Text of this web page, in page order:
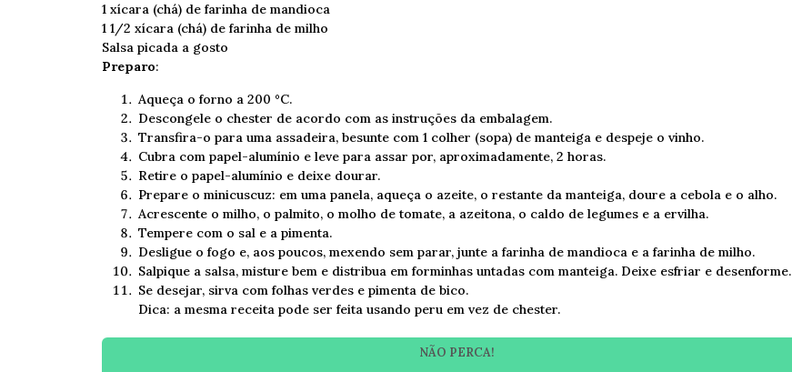
1 xícara (chá) de farinha de mandioca
1 1/2 xícara (chá) de farinha de milho
Salsa picada a gosto
Preparo:
Aqueça o forno a 200 °C.
Descongele o chester de acordo com as instruções da embalagem.
Transfira-o para uma assadeira, besunte com 1 colher (sopa) de manteiga e despeje o vinho.
Cubra com papel-alumínio e leve para assar por, aproximadamente, 2 horas.
Retire o papel-alumínio e deixe dourar.
Prepare o minicuscuz: em uma panela, aqueça o azeite, o restante da manteiga, doure a cebola e o alho.
Acrescente o milho, o palmito, o molho de tomate, a azeitona, o caldo de legumes e a ervilha.
Tempere com o sal e a pimenta.
Desligue o fogo e, aos poucos, mexendo sem parar, junte a farinha de mandioca e a farinha de milho.
Salpique a salsa, misture bem e distribua em forminhas untadas com manteiga. Deixe esfriar e desenforme.
Se desejar, sirva com folhas verdes e pimenta de bico.
Dica: a mesma receita pode ser feita usando peru em vez de chester.
NÃO PERCA!